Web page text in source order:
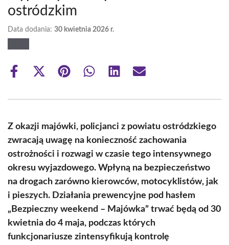
ostródzkim
Data dodania: 30 kwietnia 2026 r.
Share
Share
(Twitter)
Share Share Share Share
Z okazji majówki, policjanci z powiatu ostródzkiego
zwracają uwagę na konieczność zachowania
ostrożności i rozwagi w czasie tego intensywnego
okresu wyjazdowego. Wpłyną na bezpieczeństwo
na drogach zarówno kierowców, motocyklistów, jak
i pieszych. Działania prewencyjne pod hasłem
„Bezpieczny weekend – Majówka” trwać będą od 30
kwietnia do 4 maja, podczas których
funkcjonariusze zintensyfikują kontrolę